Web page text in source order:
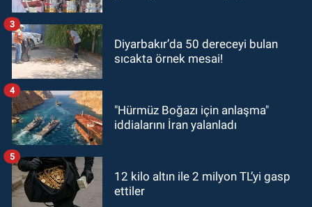
Diyarbakır’da 50 dereceyi bulan
sıcakta örnek mesai!
3
"Hürmüz Boğazı için anlaşma"
iddialarını İran yalanladı
4
12 kilo altın ile 2 milyon TL’yi gasp
ettiler
5